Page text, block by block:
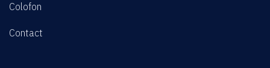
Colofon
Contact